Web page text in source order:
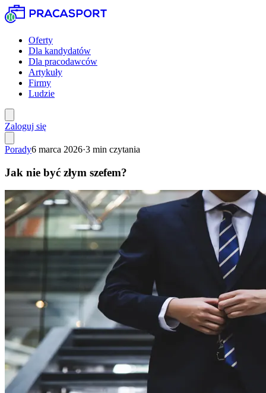
Oferty
Dla kandydatów
Dla pracodawców
Artykuły
Firmy
Ludzie
Zaloguj się
Porady6 marca 2026·3 min czytania
Jak nie być złym szefem?